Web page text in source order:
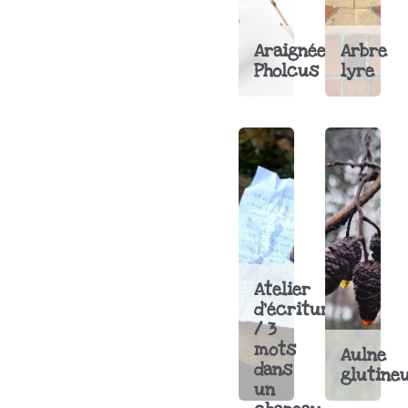
Araignée
Pholcus
Arbre
lyre
Atelier
d'écriture
/ 3
mots
dans
un
Aulne